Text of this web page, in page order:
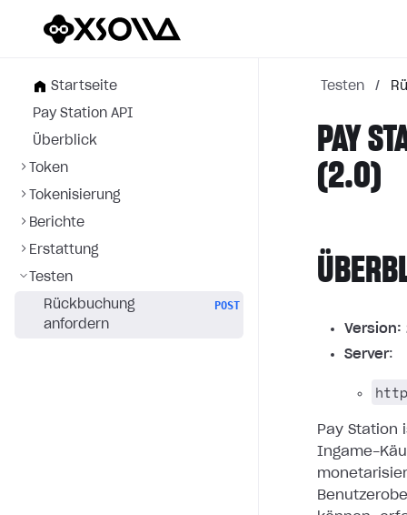
Startseite
Pay Station API
Überblick
Token
Tokenisierung
Berichte
Erstattung
Testen
Rückbuchung
anfordern
POST
Testen /
PAY
(2.0)
Version:
Server:
Pay Station
Ingame-